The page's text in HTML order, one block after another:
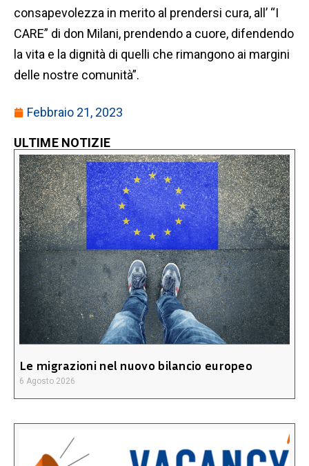
consapevolezza in merito al prendersi cura, all’ “I
CARE” di don Milani, prendendo a cuore, difendendo
la vita e la dignità di quelli che rimangono ai margini
delle nostre comunità”.
Febbraio 21, 2023
ULTIME NOTIZIE
Le migrazioni nel nuovo bilancio europeo
6 Agosto 2026